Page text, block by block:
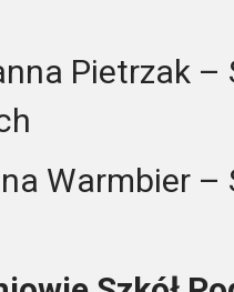
Pietrzak –
Warmbier –